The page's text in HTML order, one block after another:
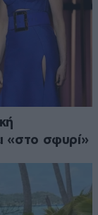
«στο σφυρί»